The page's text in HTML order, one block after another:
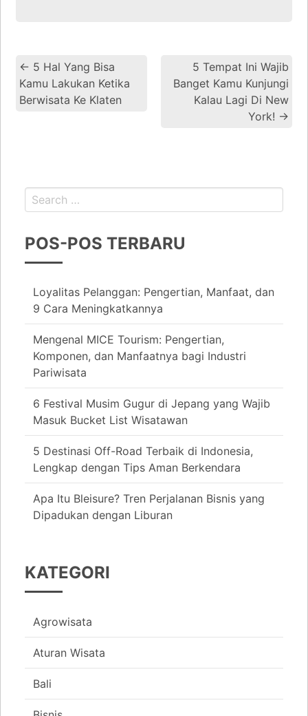
← 5 Hal Yang Bisa
Kamu Lakukan Ketika
Berwisata Ke Klaten
5 Tempat Ini Wajib
Banget Kamu Kunjungi
Kalau Lagi Di New
York! →
POS-POS TERBARU
Loyalitas Pelanggan: Pengertian, Manfaat, dan
9 Cara Meningkatkannya
Mengenal MICE Tourism: Pengertian,
Komponen, dan Manfaatnya bagi Industri
Pariwisata
6 Festival Musim Gugur di Jepang yang Wajib
Masuk Bucket List Wisatawan
5 Destinasi Off-Road Terbaik di Indonesia,
Lengkap dengan Tips Aman Berkendara
Apa Itu Bleisure? Tren Perjalanan Bisnis yang
Dipadukan dengan Liburan
KATEGORI
Agrowisata
Aturan Wisata
Bali